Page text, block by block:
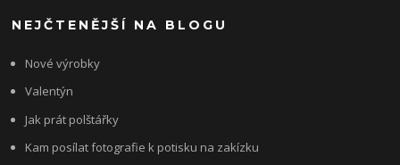
NEJČTENĚJŠÍ NA BLOGU
Nové výrobky
Valentýn
Jak prát polštářky
Kam posílat fotografie k potisku na zakízku